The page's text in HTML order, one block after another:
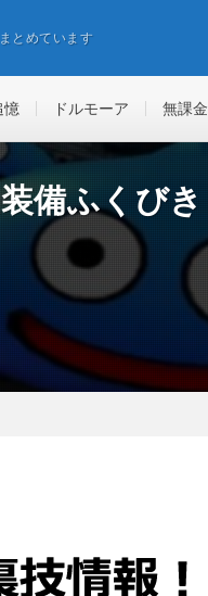
とめています
憶 ドルモーア 無課金
備ふくびき